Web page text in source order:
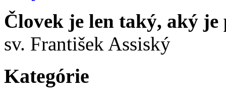
Človek je len taký, aký
sv. František Assiský
Kategórie